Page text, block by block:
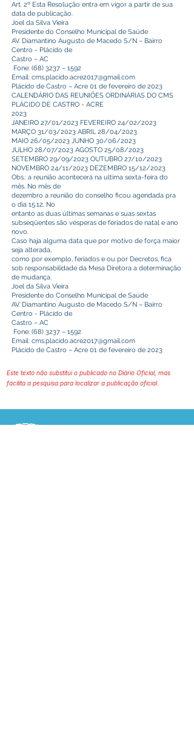
Art. 2º Esta Resolução entra em vigor a partir de sua
data de publicação.
Joel da Silva Vieira
Presidente do Conselho Municipal de Saúde
AV. Diamantino Augusto de Macedo S/N – Bairro
Centro - Plácido de
Castro – AC
Fone: (68) 3237 – 1592
Email: cms.placido.acre2017@gmail.com
Plácido de Castro – Acre 01 de fevereiro de 2023
CALENDÁRIO DAS REUNIÕES ORDINÁRIAS DO CMS
PLÁCIDO DE CASTRO - ACRE
2023
JANEIRO 27/01/2023 FEVEREIRO 24/02/2023
MARÇO 31/03/2023 ABRIL 28/04/2023
MAIO 26/05/2023 JUNHO 30/06/2023
JULHO 28/07/2023 AGOSTO 25/08/2023
SETEMBRO 29/09/2023 OUTUBRO 27/10/2023
NOVEMBRO 24/11/2023 DEZEMBRO 15/12/2023
Obs.: a reunião acontecerá na ultima sexta-feira do
mês. No mês de
dezembro a reunião do conselho ficou agendada pra
o dia 15.12. No
entanto as duas últimas semanas e suas sextas
subseqüentes são vésperas de feriados de natal e ano
novo.
Caso haja alguma data que por motivo de força maior
seja alterada,
como por exemplo, feriados e ou por Decretos, fica
sob responsabilidade da Mesa Diretora a determinação
de mudança.
Joel da Silva Vieira
Presidente do Conselho Municipal de Saúde
AV. Diamantino Augusto de Macedo S/N – Bairro
Centro - Plácido de
Castro – AC
Fone: (68) 3237 – 1592
Email: cms.placido.acre2017@gmail.com
Plácido de Castro – Acre 01 de fevereiro de 2023
Este texto não substitui o publicado no Diário Oficial, mas
facilita a pesquisa para localizar a publicação oficial.